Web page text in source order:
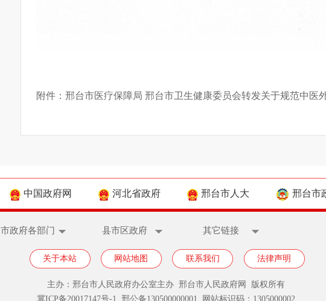
附件： 邢台市医疗保障局 邢台市卫生健康委员会转发关于规范中医
中国政府网 河北省政府 邢台市人大 邢台市
市政府各部门 县市区政府 其它链接
关于本站 网站地图 联系我们 法律声明
主办：邢台市人民政府办公室主办 邢台市人民政府网 版权所有
冀ICP备20017147号-1
邢公备130500000001 网站标识码：1305000002